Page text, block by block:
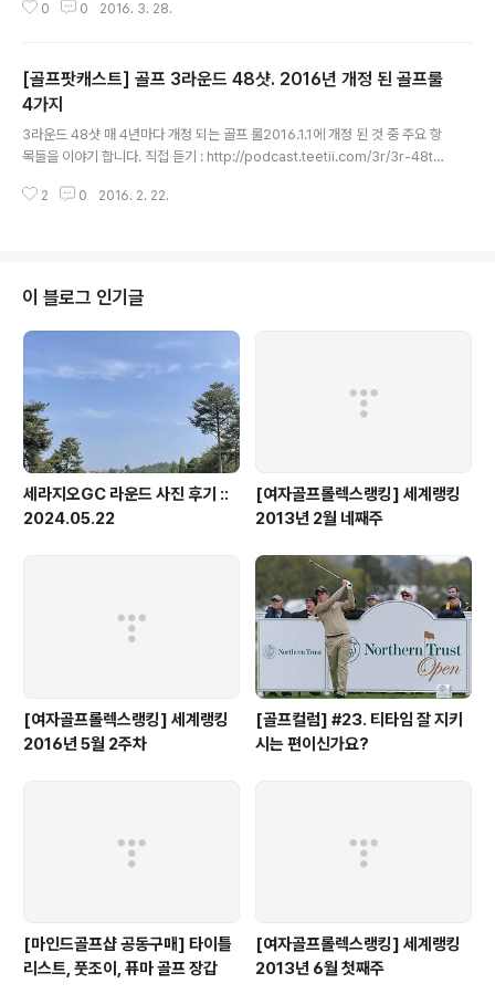
골프' 검색 항상 배려하는 골프 하세요. Don't Worry. Just Play MindGolf!
0 0 2016. 3. 28.
[골프팟캐스트] 골프 3라운드 48샷. 2016년 개정 된 골프룰
4가지
3라운드 48샷 매 4년마다 개정 되는 골프 룰2016.1.1에 개정 된 것 중 주요 항
목들을 이야기 합니다. 직접 듣기 : http://podcast.teetii.com/3r/3r-48th
4안드로이드 폰 : 팟빵에서 앱 설치하고 '마인드골프' 검색 항상 배려하는 골프
2 0 2016. 2. 22.
이 블로그 인기글
세라지오GC 라운드 사진 후기 ::
2024.05.22
[여자골프롤렉스랭킹] 세계랭킹
2013년 2월 네째주
[여자골프롤렉스랭킹] 세계랭킹
2016년 5월 2주차
[골프컬럼] #23. 티타임 잘 지키
시는 편이신가요?
[마인드골프샵 공동구매] 타이틀
리스트, 풋조이, 퓨마 골프 장갑
[여자골프롤렉스랭킹] 세계랭킹
2013년 6월 첫째주